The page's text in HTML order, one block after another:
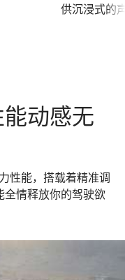
供沉浸式的
动感无
性能，搭载着精准调
全情释放你的驾驶欲